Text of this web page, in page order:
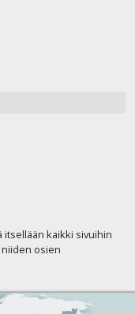
itsellään kaikki sivuihin
osien